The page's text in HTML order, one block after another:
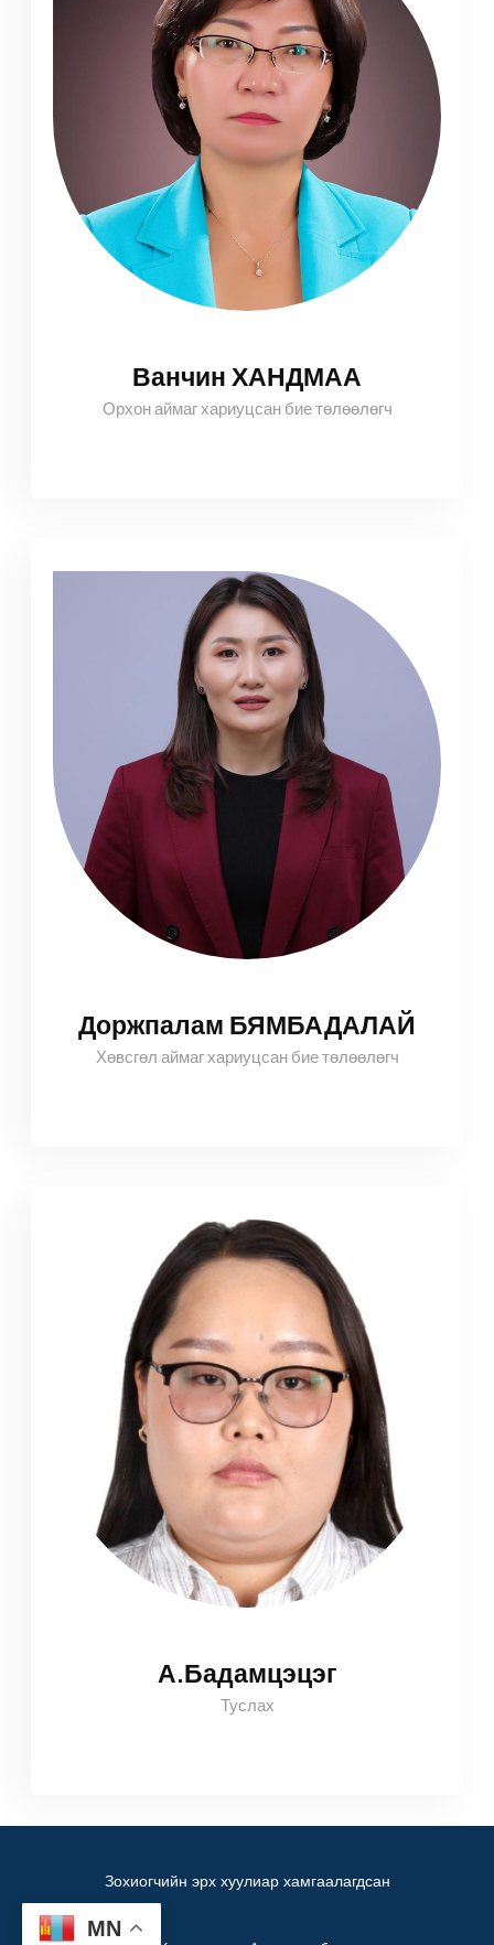
Ванчин ХАНДМАА
Орхон аймаг хариуцсан бие төлөөлөгч
Доржпалам БЯМБАДАЛАЙ
Хөвсгөл аймаг хариуцсан бие төлөөлөгч
А.Бадамцэцэг
Туслах
Зохиогчийн эрх хуулиар хамгаалагдсан
MN